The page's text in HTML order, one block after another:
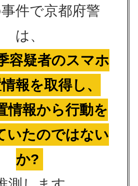
件で京都府警
は、
容疑者のスマホ
報を取得し、
情報から行動を
いたのではない
か?